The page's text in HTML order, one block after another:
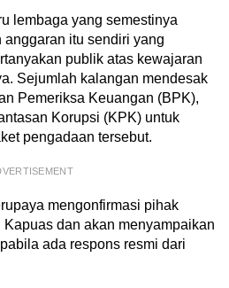
lembaga yang semestinya
itu sendiri yang
publik atas kewajaran
Sejumlah kalangan mendesak
Pemeriksa Keuangan (BPK),
Korupsi (KPK) untuk
pengadaan tersebut.
mengonfirmasi pihak
dan akan menyampaikan
ada respons resmi dari